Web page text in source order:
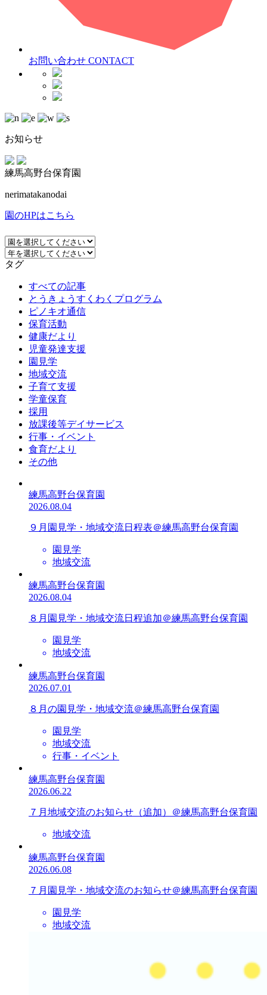
お問い合わせ CONTACT
お知らせ
練馬高野台保育園
nerimatakanodai
園のHPはこちら
タグ
すべての記事
とうきょうすくわくプログラム
ピノキオ通信
保育活動
健康だより
児童発達支援
園見学
地域交流
子育て支援
学童保育
採用
放課後等デイサービス
行事・イベント
食育だより
その他
練馬高野台保育園
2026.08.04
９月園見学・地域交流日程表＠練馬高野台保育園
園見学
地域交流
練馬高野台保育園
2026.08.04
８月園見学・地域交流日程追加＠練馬高野台保育園
園見学
地域交流
練馬高野台保育園
2026.07.01
８月の園見学・地域交流＠練馬高野台保育園
園見学
地域交流
行事・イベント
練馬高野台保育園
2026.06.22
７月地域交流のお知らせ（追加）＠練馬高野台保育園
地域交流
練馬高野台保育園
2026.06.08
７月園見学・地域交流のお知らせ＠練馬高野台保育園
園見学
地域交流